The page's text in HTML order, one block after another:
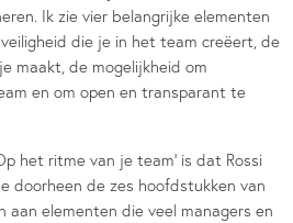
Ik zie vier belangrijke elementen
die je in het team creëert, de
maakt, de mogelijkheid om
en om open en transparant te
het ritme van je team’ is dat Rossi
doorheen de zes hoofdstukken van
elementen die veel managers en